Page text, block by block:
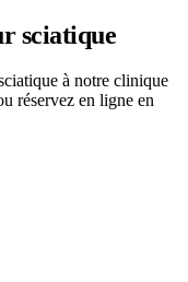
sciatique
à notre clinique
réservez en ligne en